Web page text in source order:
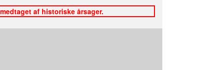
af historiske årsager.